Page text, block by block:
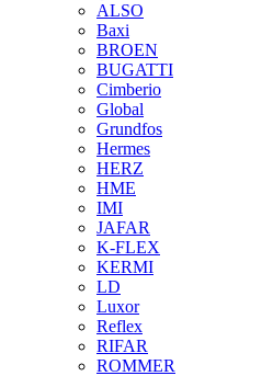
ALSO
Baxi
BROEN
BUGATTI
Cimberio
Global
Grundfos
Hermes
HERZ
HME
IMI
JAFAR
K-FLEX
KERMI
LD
Luxor
Reflex
RIFAR
ROMMER